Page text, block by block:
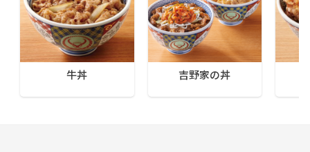
牛丼 吉野家の丼